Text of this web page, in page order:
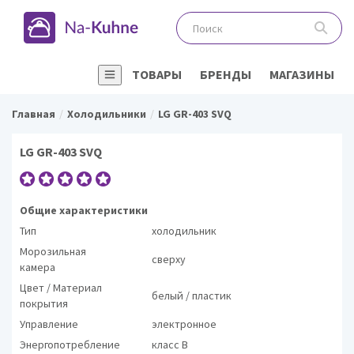
ТОВАРЫ БРЕНДЫ МАГАЗИНЫ
Главная Холодильники LG GR-403 SVQ
LG GR-403 SVQ
Общие характеристики
Тип
холодильник
Морозильная
камера
сверху
Цвет / Материал
покрытия
белый / пластик
Управление
электронное
Энергопотребление
класс B